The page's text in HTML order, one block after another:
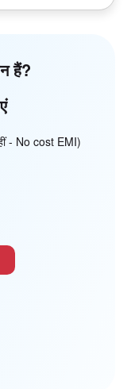
हैं?
- No cost EMI)